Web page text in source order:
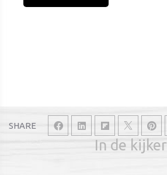
SHARE
In de kijker